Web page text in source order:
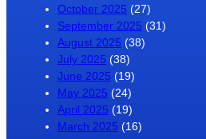
October 2025 (27)
September 2025 (31)
August 2025 (38)
July 2025 (38)
June 2025 (19)
May 2025 (24)
April 2025 (19)
March 2025 (16)